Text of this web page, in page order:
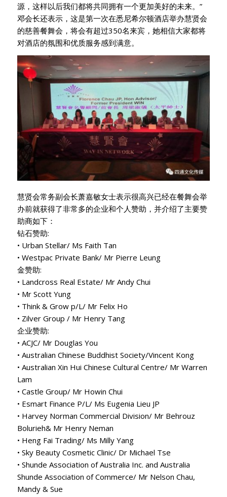
源，这样以后我们都将共同拥有一个更加美好的未来。”
邓会长还表示，这是第一次在悉尼希尔顿酒店举办慧贤会
的慈善餐舞会，将会有超过350名来宾，她相信大家都将
对酒店的氛围和优质服务感到满意。
慧贤会常务副会长萧嘉敏女士表示很高兴已经在餐舞会举
办前就获得了非常多的企业和个人赞助，并介绍了主要赞
助商如下：
钻石赞助:
• Urban Stellar/ Ms Faith Tan
• Westpac Private Bank/ Mr Pierre Leung
金赞助:
• Landcross Real Estate/ Mr Andy Chui
• Mr Scott Yung
• Think & Grow p/L/ Mr Felix Ho
• Zilver Group / Mr Henry Tang
企业赞助:
• ACJC/ Mr Douglas You
• Australian Chinese Buddhist Society/Vincent Kong
• Australian Xin Hui Chinese Cultural Centre/ Mr Warren
Lam
• Castle Group/ Mr Howin Chui
• Esmart Finance P/L/ Ms Eugenia Lieu JP
• Harvey Norman Commercial Division/ Mr Behrouz
Bolurieh& Mr Henry Neman
• Heng Fai Trading/ Ms Milly Yang
• Sky Beauty Cosmetic Clinic/ Dr Michael Tse
• Shunde Association of Australia Inc. and Australia
Shunde Association of Commerce/ Mr Nelson Chau,
Mandy & Sue